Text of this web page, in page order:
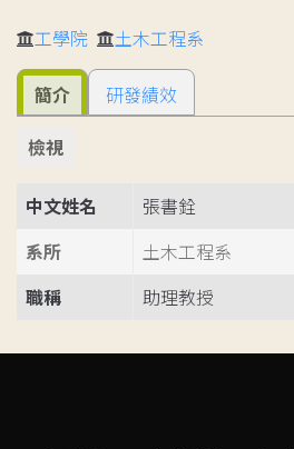
工學院 土木工程系
簡介
研發績效
檢視
中文姓名
張書銓
系所
土木工程系
職稱
助理教授